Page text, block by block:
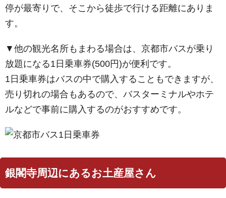
停が最寄りで、そこから徒歩で行ける距離にありま
す。
▼他の観光名所もまわる場合は、京都市バスが乗り
放題になる1日乗車券(500円)が便利です。
1日乗車券はバスの中で購入することもできますが、
売り切れの場合もあるので、バスターミナルやホテ
ルなどで事前に購入するのがおすすめです。
銀閣寺周辺にあるお土産屋さん